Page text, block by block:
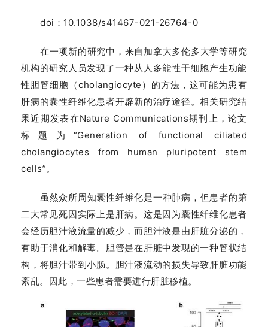
doi：10.1038/s41467-021-26764-0
在一项新的研究中，来自加拿大多伦多大学等研究
机构的研究人员发现了一种从人多能性干细胞产生功能
性胆管细胞（cholangiocyte）的方法，这可能为患有
肝病的囊性纤维化患者开辟新的治疗途径。相关研究结
果近期发表在Nature Communications期刊上，论文
标题为“Generation of functional ciliated
cholangiocytes from human pluripotent stem
cells”。
虽然众所周知囊性纤维化是一种肺病，但患者的第
二大常见死因实际上是肝病。这是因为囊性纤维化患者
会经历胆汁液流量的减少，而胆汁液是由肝脏分泌的，
有助于消化和解毒。胆管是在肝脏中发现的一种管状结
构，将胆汁带到小肠。胆汁液流动的损失导致肝脏功能
紊乱。因此，一些患者需要进行肝脏移植。